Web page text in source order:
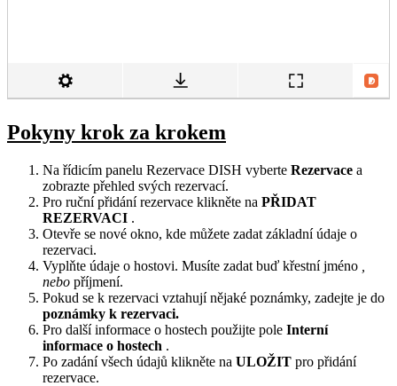
Pokyny krok za krokem
Na řídicím panelu Rezervace DISH vyberte Rezervace a
zobrazte přehled svých rezervací.
Pro ruční přidání rezervace klikněte na PŘIDAT
REZERVACI .
Otevře se nové okno, kde můžete zadat základní údaje o
rezervaci.
Vyplňte údaje o hostovi. Musíte zadat buď křestní jméno
nebo příjmení.
Pokud se k rezervaci vztahují nějaké poznámky, zadejte je do
poznámky k rezervaci.
Pro další informace o hostech použijte pole Interní
informace o hostech .
Po zadání všech údajů klikněte na ULOŽIT pro přidání
rezervace.